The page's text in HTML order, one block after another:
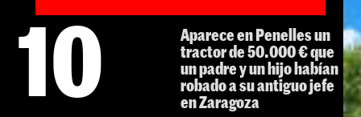
10
Aparece en Penelles un
tractor de 50.000 € que
un padre y un hijo habían
robado a su antiguo jefe
en Zaragoza